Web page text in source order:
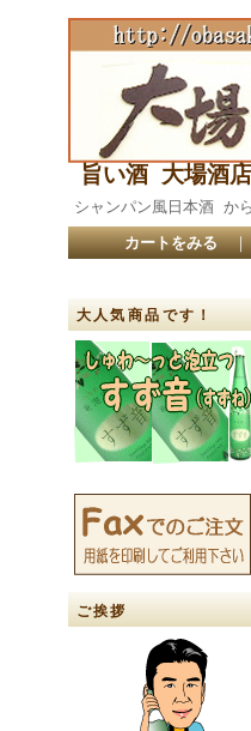
旨い酒 大場酒店
シャンパン風日本酒
カートをみる
大人気商品です！
ご挨拶